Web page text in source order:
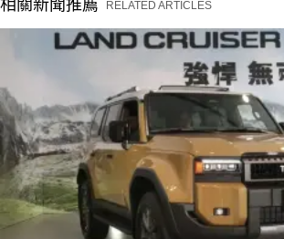
相關新聞推薦 RELATED ARTICLES